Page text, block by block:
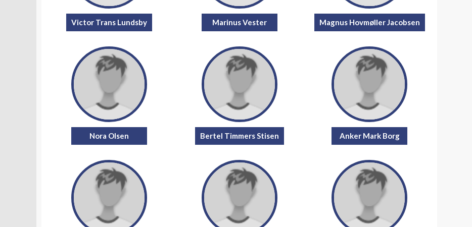
Victor Trans Lundsby Marinus Vester Magnus Hovmøller Jacobsen
Nora Olsen Bertel Timmers Stisen Anker Mark Borg